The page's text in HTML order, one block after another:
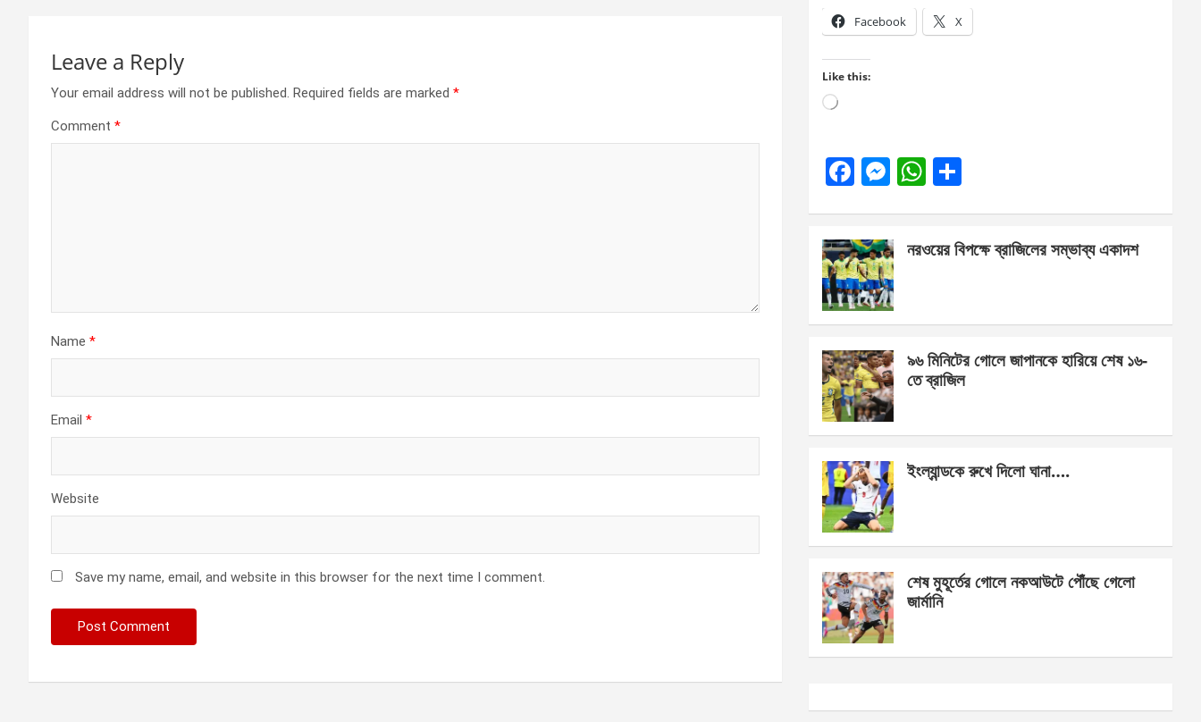
Leave a Reply
Your email address will not be published. Required fields are marked *
Comment *
Name *
Email *
Website
Save my name, email, and website in this browser for the next time I comment.
Facebook X
Like this:
Loading…
F
b
o
o
k
M
n
g
er
W
s
p
e
নরওয়ের বিপক্ষে ব্রাজিলের সম্ভাব্য একাদশ
৯৬ মিনিটের গোলে জাপানকে হারিয়ে শেষ ১৬-
তে ব্রাজিল
ইংল্যান্ডকে রুখে দিলো ঘানা….
শেষ মুহূর্তের গোলে নকআউটে পৌঁছে গেলো
জার্মানি